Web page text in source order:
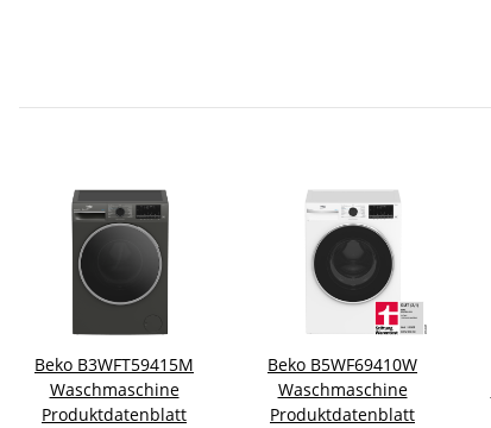
Beko B3WFT59415M
Waschmaschine
Produktdatenblatt
Beko B5WF69410W
Waschmaschine
Produktdatenblatt